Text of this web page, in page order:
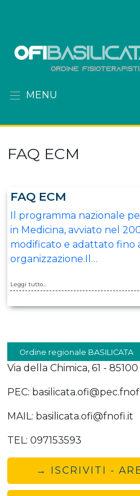
MENU
FAQ ECM
FAQ ECM
Il programma nazionale
in Medicina, avviato nel
modificato e adattato fino
organizzazione.Il…
Leggi tutto...
Ordine regionale BASILICATA
Via della Chimica, 61 -
PEC:
MAIL: basilicata.ofi@fnofi.it
TEL: 097153593
→ ISCRIVITI -